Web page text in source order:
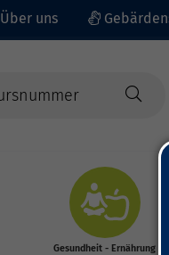
Über uns
Gesundheit - Ernährung